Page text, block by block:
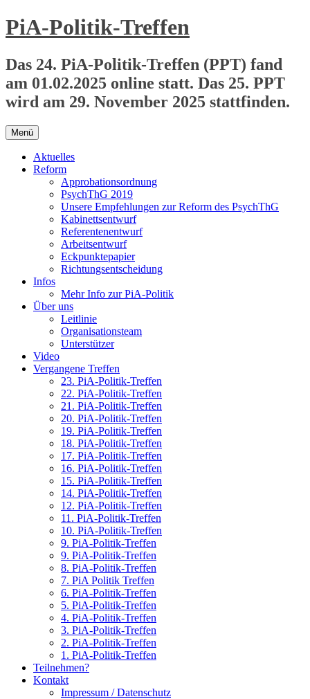
Zum
Inhalt
PiA-Politik-Treffen
Das 24. PiA-Politik-Treffen (PPT) fand
am 01.02.2025 online statt. Das 25. PPT
wird am 29. November 2025 stattfinden.
Menü
Aktuelles
Reform
Approbationsordnung
PsychThG 2019
Unsere Empfehlungen zur Reform des PsychThG
Kabinettsentwurf
Referentenentwurf
Arbeitsentwurf
Eckpunktepapier
Richtungsentscheidung
Infos
Mehr Info zur PiA-Politik
Über uns
Leitlinie
Organisationsteam
Unterstützer
Video
Vergangene Treffen
23. PiA-Politik-Treffen
22. PiA-Politik-Treffen
21. PiA-Politik-Treffen
20. PiA-Politik-Treffen
19. PiA-Politik-Treffen
18. PiA-Politik-Treffen
17. PiA-Politik-Treffen
16. PiA-Politik-Treffen
15. PiA-Politik-Treffen
14. PiA-Politik-Treffen
12. PiA-Politik-Treffen
11. PiA-Politik-Treffen
10. PiA-Politik-Treffen
9. PiA-Politik-Treffen
9. PiA-Politik-Treffen
8. PiA-Politik-Treffen
7. PiA Politik Treffen
6. PiA-Politik-Treffen
5. PiA-Politik-Treffen
4. PiA-Politik-Treffen
3. PiA-Politik-Treffen
2. PiA-Politik-Treffen
1. PiA-Politik-Treffen
Teilnehmen?
Kontakt
Impressum / Datenschutz